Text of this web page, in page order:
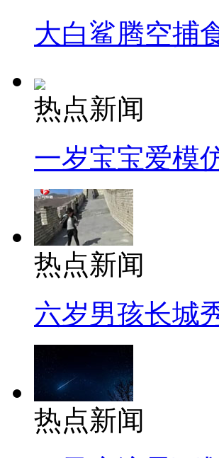
大白鲨腾空捕
热点新闻
一岁宝宝爱模
热点新闻
六岁男孩长城
热点新闻